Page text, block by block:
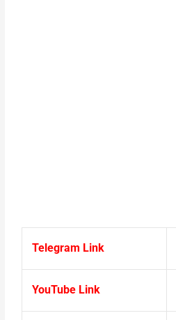
Telegram Link
YouTube Link